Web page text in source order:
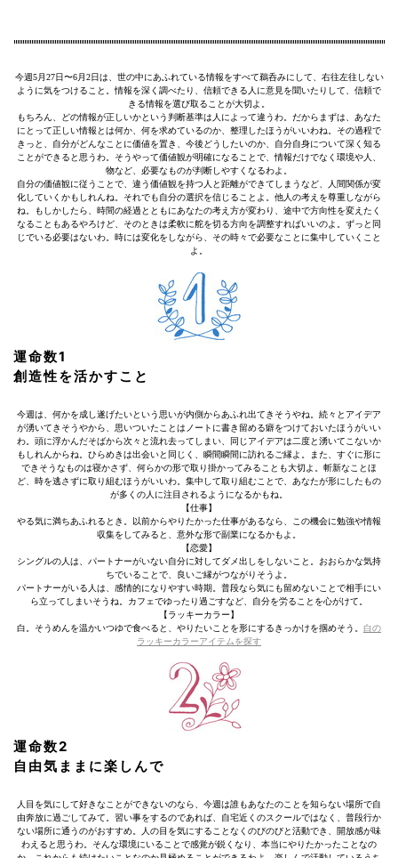
今週5月27日〜6月2日は、世の中にあふれている情報をすべて鵜呑みにして、右往左往しない
ように気をつけること。情報を深く調べたり、信頼できる人に意見を聞いたりして、信頼で
きる情報を選び取ることが大切よ。
もちろん、どの情報が正しいかという判断基準は人によって違うわ。だからまずは、あなた
にとって正しい情報とは何か、何を求めているのか、整理したほうがいいわね。その過程で
きっと、自分がどんなことに価値を置き、今後どうしたいのか、自分自身について深く知る
ことができると思うわ。そうやって価値観が明確になることで、情報だけでなく環境や人、
物など、必要なものが判断しやすくなるわよ。
自分の価値観に従うことで、違う価値観を持つ人と距離ができてしまうなど、人間関係が変
化していくかもしれんね。それでも自分の選択を信じることよ。他人の考えを尊重しながら
ね。もしかしたら、時間の経過とともにあなたの考え方が変わり、途中で方向性を変えたく
なることもあるやろけど、そのときは柔軟に舵を切る方向を調整すればいいのよ。ずっと同
じでいる必要はないわ。時には変化をしながら、その時々で必要なことに集中していくこと
よ。
運命数1
創造性を活かすこと
今週は、何かを成し遂げたいという思いが内側からあふれ出てきそうやね。続々とアイデア
が湧いてきそうやから、思いついたことはノートに書き留める癖をつけておいたほうがいい
わ。頭に浮かんだそばから次々と流れ去ってしまい、同じアイデアは二度と湧いてこないか
もしれんからね。ひらめきは出会いと同じく、瞬間瞬間に訪れるご縁よ。また、すぐに形に
できそうなものは寝かさず、何らかの形で取り掛かってみることも大切よ。斬新なことほ
ど、時を逃さずに取り組むほうがいいわ。集中して取り組むことで、あなたが形にしたもの
が多くの人に注目されるようになるかもね。
【仕事】
やる気に満ちあふれるとき。以前からやりたかった仕事があるなら、この機会に勉強や情報
収集をしてみると、意外な形で副業になるかもよ。
【恋愛】
シングルの人は、パートナーがいない自分に対してダメ出しをしないこと。おおらかな気持
ちでいることで、良いご縁がつながりそうよ。
パートナーがいる人は、感情的になりやすい時期。普段なら気にも留めないことで相手にい
ら立ってしまいそうね。カフェでゆったり過ごすなど、自分を労ることを心がけて。
【ラッキーカラー】
白。そうめんを温かいつゆで食べると、やりたいことを形にするきっかけを掴めそう。 白の
ラッキーカラーアイテムを探す
運命数2
自由気ままに楽しんで
人目を気にして好きなことができないのなら、今週は誰もあなたのことを知らない場所で自
由奔放に過ごしてみて。習い事をするのであれば、自宅近くのスクールではなく、普段行か
ない場所に通うのがおすすめ。人の目を気にすることなくのびのびと活動でき、開放感が味
わえると思うわ。そんな環境にいることで感覚が鋭くなり、本当にやりたかったことなの